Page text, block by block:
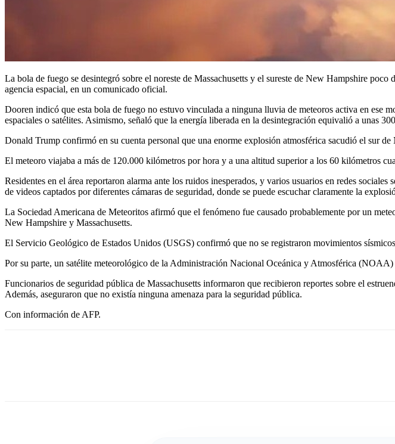
La bola de fuego se desintegró sobre el noreste de Massachusetts y el sureste de New Hampshire
agencia espacial, en un comunicado oficial.
Dooren indicó que esta bola de fuego no estuvo vinculada a ninguna lluvia de meteoros activa en ese
espaciales o satélites. Asimismo, señaló que la energía liberada en la desintegración equivalió a unas
Donald Trump confirmó en su cuenta personal que una enorme explosión atmosférica sacudió el sur
El meteoro viajaba a más de 120.000 kilómetros por hora y a una altitud superior a los 60 kilómetros
Residentes en el área reportaron alarma ante los ruidos inesperados, y varios usuarios en redes
de videos captados por diferentes cámaras de seguridad, donde se puede escuchar claramente la
La Sociedad Americana de Meteoritos afirmó que el fenómeno fue causado probablemente por un
New Hampshire y Massachusetts.
El Servicio Geológico de Estados Unidos (USGS) confirmó que no se registraron movimientos
Por su parte, un satélite meteorológico de la Administración Nacional Oceánica y Atmosférica
Funcionarios de seguridad pública de Massachusetts informaron que recibieron reportes sobre el
Además, aseguraron que no existía ninguna amenaza para la seguridad pública.
Con información de AFP.